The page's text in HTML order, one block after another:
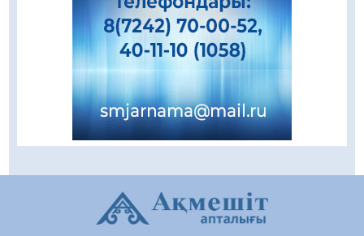
Даналықтың шырағданы, ой-сананың
шамшырағы
08.08.2026
Кенеге қарсы залалсыздандыру жұмыстары
жүргізілуде
07.08.2026
Сыбайлас жемқорлық